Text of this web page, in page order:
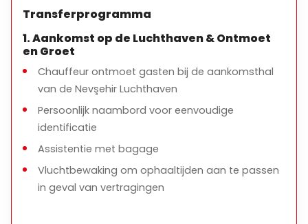
mensen die deze service willen bieden zonder uw
Transferprogramma
1. Aankomst op de Luchthaven & Ontmoet
en Groet
Chauffeur ontmoet gasten bij de aankomsthal
van de Nevşehir Luchthaven
Persoonlijk naambord voor eenvoudige
identificatie
Assistentie met bagage
Vluchtbewaking om ophaaltijden aan te passen
in geval van vertragingen